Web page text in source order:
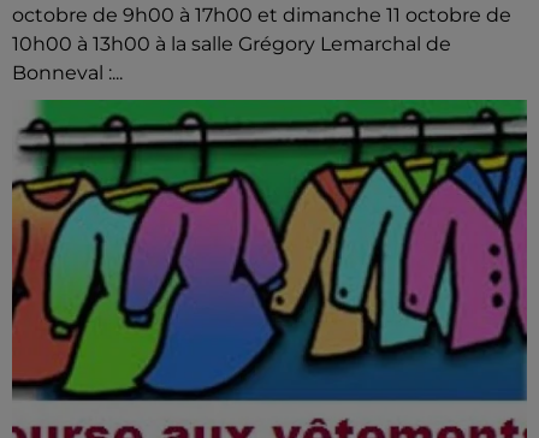
octobre de 9h00 à 17h00 et dimanche 11 octobre de
10h00 à 13h00 à la salle Grégory Lemarchal de
Bonneval :...